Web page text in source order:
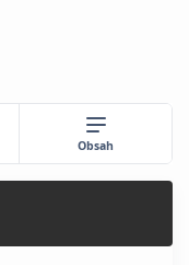
Obsah